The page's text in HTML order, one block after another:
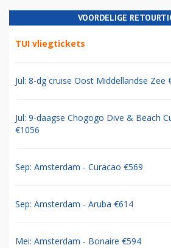
VOORDELIGE
TUI vliegtickets
Jul: 8-dg cruise Oost Middellandse Zee
Jul: 9-daagse Chogogo Dive & Beach
€1056
Sep: Amsterdam - Curacao €569
Sep: Amsterdam - Aruba €614
Mei: Amsterdam - Bonaire €594